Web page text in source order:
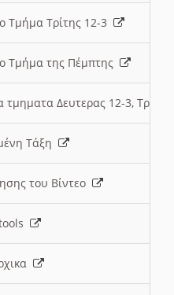
Τμήμα Τρίτης 12-3
Τμήμα της Πέμπτης
Δευτερας 12-3,
Τάξη
του Βίντεο